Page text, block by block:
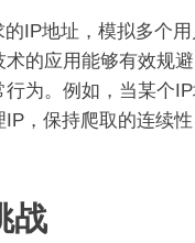
IP地址，模拟多个
的应用能够有效规
为。例如，当某个
，保持爬取的连续
战